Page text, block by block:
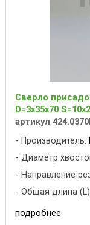
Сверло
D=3x35x70
артикул
Производитель:
Диаметр
Направление
Общая длина
подробнее